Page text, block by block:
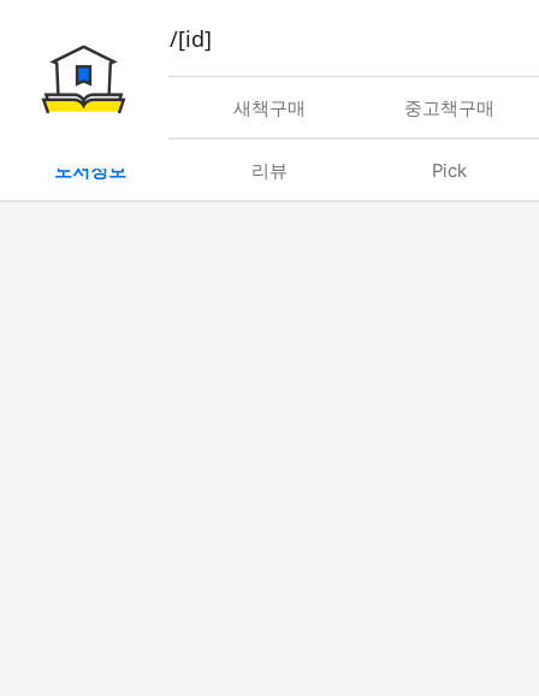
book/rent/[id]
대여 새책구매 중고책구매
도서정보 리뷰 Pick